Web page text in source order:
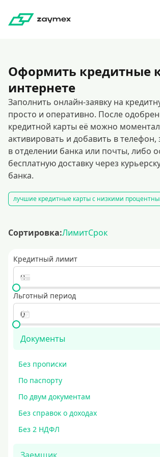
Оформить кредитные
интернете
Заполнить онлайн-заявку на
просто и оперативно. После
кредитной карты её можно
активировать и добавить в телефон,
в отделении банка или почты, либо
бесплатную доставку через
банка.
лучшие кредитные карты с низкими
Сортировка:ЛимитСрок
Кредитный лимит
Льготный период
Документы
Без прописки
По паспорту
По двум документам
Без справок о доходах
Без 2 НДФЛ